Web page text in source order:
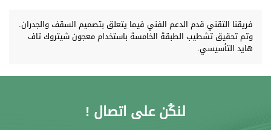
فريقنا التقني قدم الدعم الفني فيما يتعلق بتصميم السقف والجدران.
وتم تحقيق تشطيب الطبقة الخامسة باستخدام معجون شيتروك تاف
هايد التأسيسي.
لنكُن على اتصال !